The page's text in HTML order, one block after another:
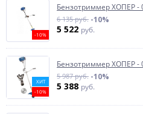
-10%
Бензотриммер ХОПЕР -
6 135 руб. -10%
5 522 руб.
ХИТ
-10%
Бензотриммер ХОПЕР -
5 987 руб. -10%
5 388 руб.